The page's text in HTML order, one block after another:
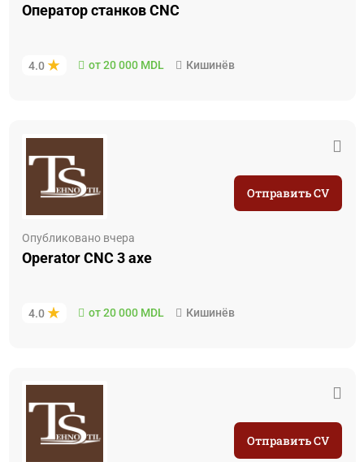
Oператор станков CNC
4.0 от 20 000 MDL Кишинёв
Опубликовано вчера
Operator CNC 3 axe
4.0 от 20 000 MDL Кишинёв
Отправить CV
Отправить CV